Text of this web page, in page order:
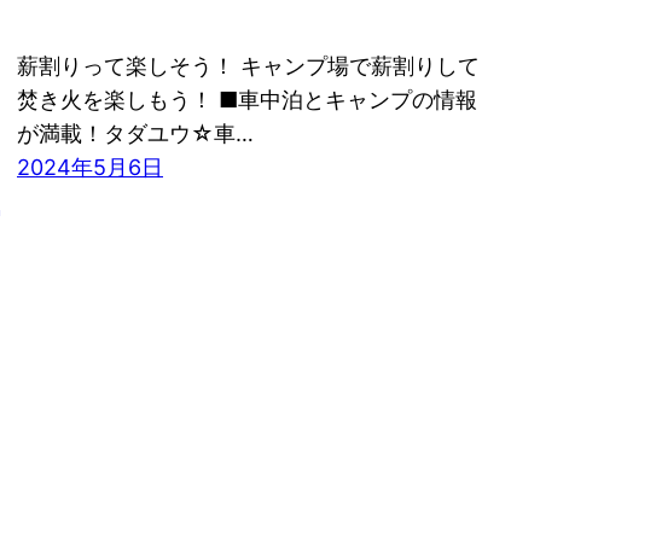
薪割りって楽しそう！ キャンプ場で薪割りして
焚き火を楽しもう！ ■車中泊とキャンプの情報
が満載！タダユウ☆車…
2024年5月6日